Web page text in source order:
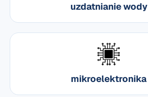
uzdatnianie wody
mikroelektronika